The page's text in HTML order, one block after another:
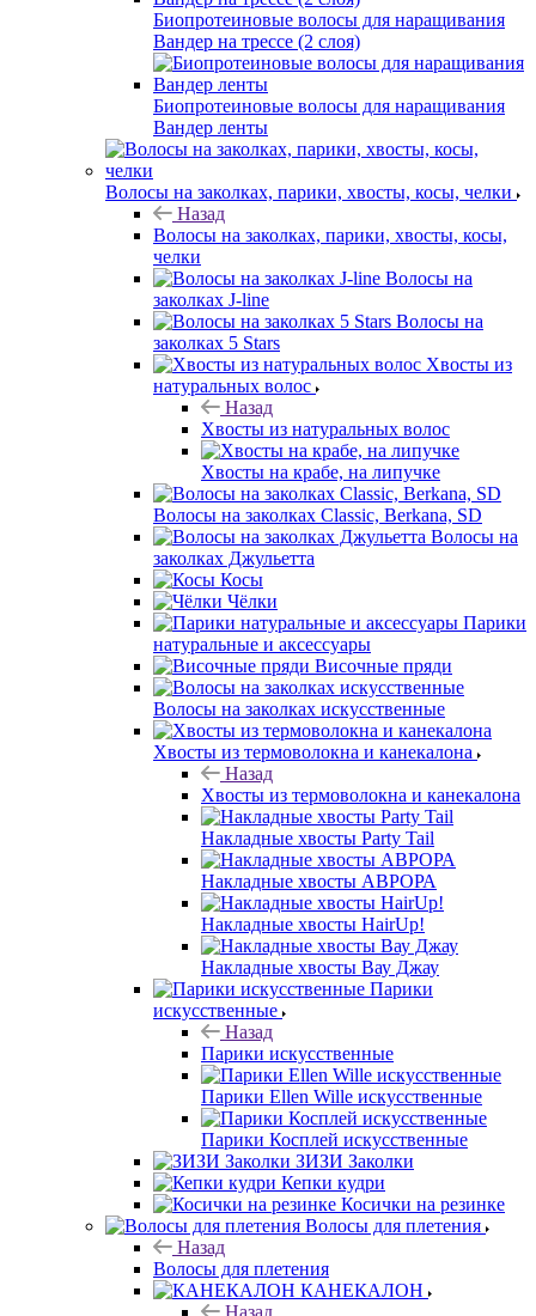
Биопротеиновые волосы для наращивания
Вандер на трессе (2 слоя)
Биопротеиновые волосы для наращивания
Вандер ленты
Волосы на заколках, парики, хвосты, косы, челки
Назад
Волосы на заколках, парики, хвосты, косы,
челки
Волосы на
заколках J-line
Волосы на
заколках 5 Stars
Хвосты из
натуральных волос
Назад
Хвосты из натуральных волос
Хвосты на крабе, на липучке
Волосы на заколках Classic, Berkana, SD
Волосы на
заколках Джульетта
Косы
Чёлки
Парики
натуральные и аксессуары
Височные пряди
Волосы на заколках искусственные
Хвосты из термоволокна и канекалона
Назад
Хвосты из термоволокна и канекалона
Накладные хвосты Party Tail
Накладные хвосты АВРОРА
Накладные хвосты HairUp!
Накладные хвосты Вау Джау
Парики
искусственные
Назад
Парики искусственные
Парики Ellen Wille искусственные
Парики Косплей искусственные
ЗИЗИ Заколки
Кепки кудри
Косички на резинке
Волосы для плетения
Назад
Волосы для плетения
КАНЕКАЛОН
Назад